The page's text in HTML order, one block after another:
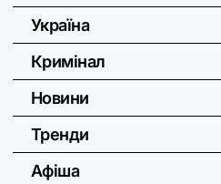
Україна
Кримінал
Новини
Тренди
Афіша